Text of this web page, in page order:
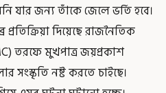
যার জন্য তাঁকে জেলে ভর্তি হবে।
দিয়েছে রাজনৈতিক
তরফে মুখপাত্র জয়প্রকাশ
সংস্কৃতি নষ্ট করতে চাইছে।